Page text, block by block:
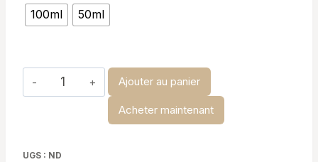
100ml
50ml
quantité
de
-
Ajouter au panier
Acheter maintenant
UGS : ND